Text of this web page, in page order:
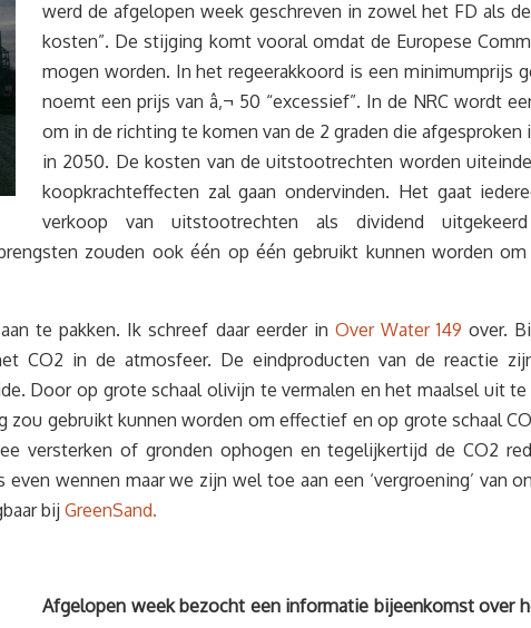
werd de afgelopen week geschreven in zowel het FD als
kosten”. De stijging komt vooral omdat de Europese
mogen worden. In het regeerakkoord is een minimumprijs
noemt een prijs van â‚¬ 50 “excessief”. In de NRC wordt
om in de richting te komen van de 2 graden die
in 2050. De kosten van de uitstootrechten worden
koopkrachteffecten zal gaan ondervinden. Het gaat
verkoop van uitstootrechten als dividend
zouden ook één op één gebruikt kunnen worden
te pakken. Ik schreef daar eerder in Over Water 149 over.
CO2 in de atmosfeer. De eindproducten van de reactie
Door op grote schaal olivijn te vermalen en het maalsel uit
zou gebruikt kunnen worden om effectief en op grote schaal
versterken of gronden ophogen en tegelijkertijd de CO2
wennen maar we zijn wel toe aan een ‘vergroening’ van
bij GreenSand.
Afgelopen week bezocht een informatie bijeenkomst over